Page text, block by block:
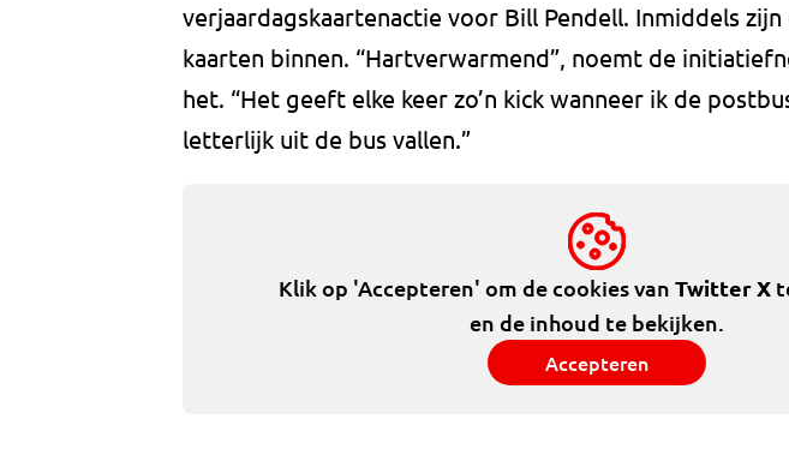
verjaardagskaartenactie voor Bill Pendell. Inmiddels zijn
kaarten binnen. “Hartverwarmend”, noemt de
het. “Het geeft elke keer zo’n kick wanneer ik de
letterlijk uit de bus vallen.”
Klik op 'Accepteren' om de cookies van Twitter X
en de inhoud te bekijken.
Accepteren